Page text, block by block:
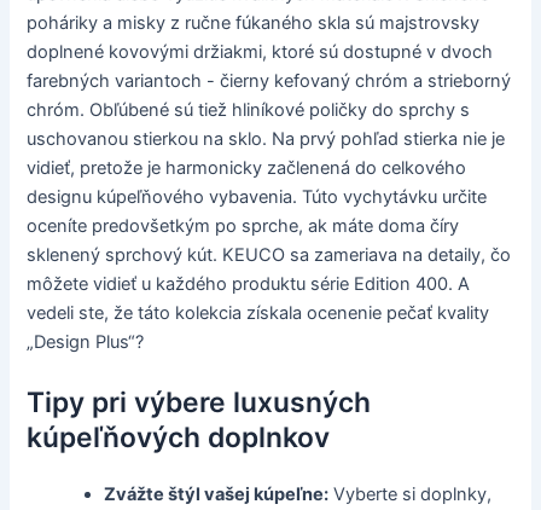
poháriky a misky z ručne fúkaného skla sú majstrovsky
doplnené kovovými držiakmi, ktoré sú dostupné v dvoch
farebných variantoch - čierny kefovaný chróm a strieborný
chróm. Obľúbené sú tiež hliníkové poličky do sprchy s
uschovanou stierkou na sklo. Na prvý pohľad stierka nie je
vidieť, pretože je harmonicky začlenená do celkového
designu kúpeľňového vybavenia. Túto vychytávku určite
oceníte predovšetkým po sprche, ak máte doma číry
sklenený sprchový kút. KEUCO sa zameriava na detaily, čo
môžete vidieť u každého produktu série Edition 400. A
vedeli ste, že táto kolekcia získala ocenenie pečať kvality
„Design Plus“?
Tipy pri výbere luxusných
kúpeľňových doplnkov
Zvážte štýl vašej kúpeľne: Vyberte si doplnky,